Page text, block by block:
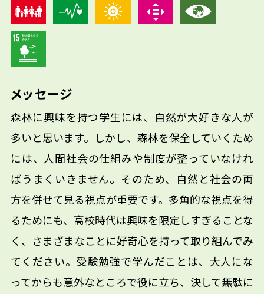
メッセージ
森林に興味を持つ学生には、自然が大好きな人が
多いと思います。しかし、森林を保全していくため
には、人間社会の仕組みや制度が整っていなけれ
ばうまくいきません。そのため、自然と社会の両
方を併せて見る視点が重要です。多角的な視点を得
るためにも、高校時代は興味を限定しすぎることな
く、さまざまなことに好奇心を持って取り組んでみ
てください。受験勉強で学んだことは、大人にな
ってからも意外なところで役に立ち、決して無駄に